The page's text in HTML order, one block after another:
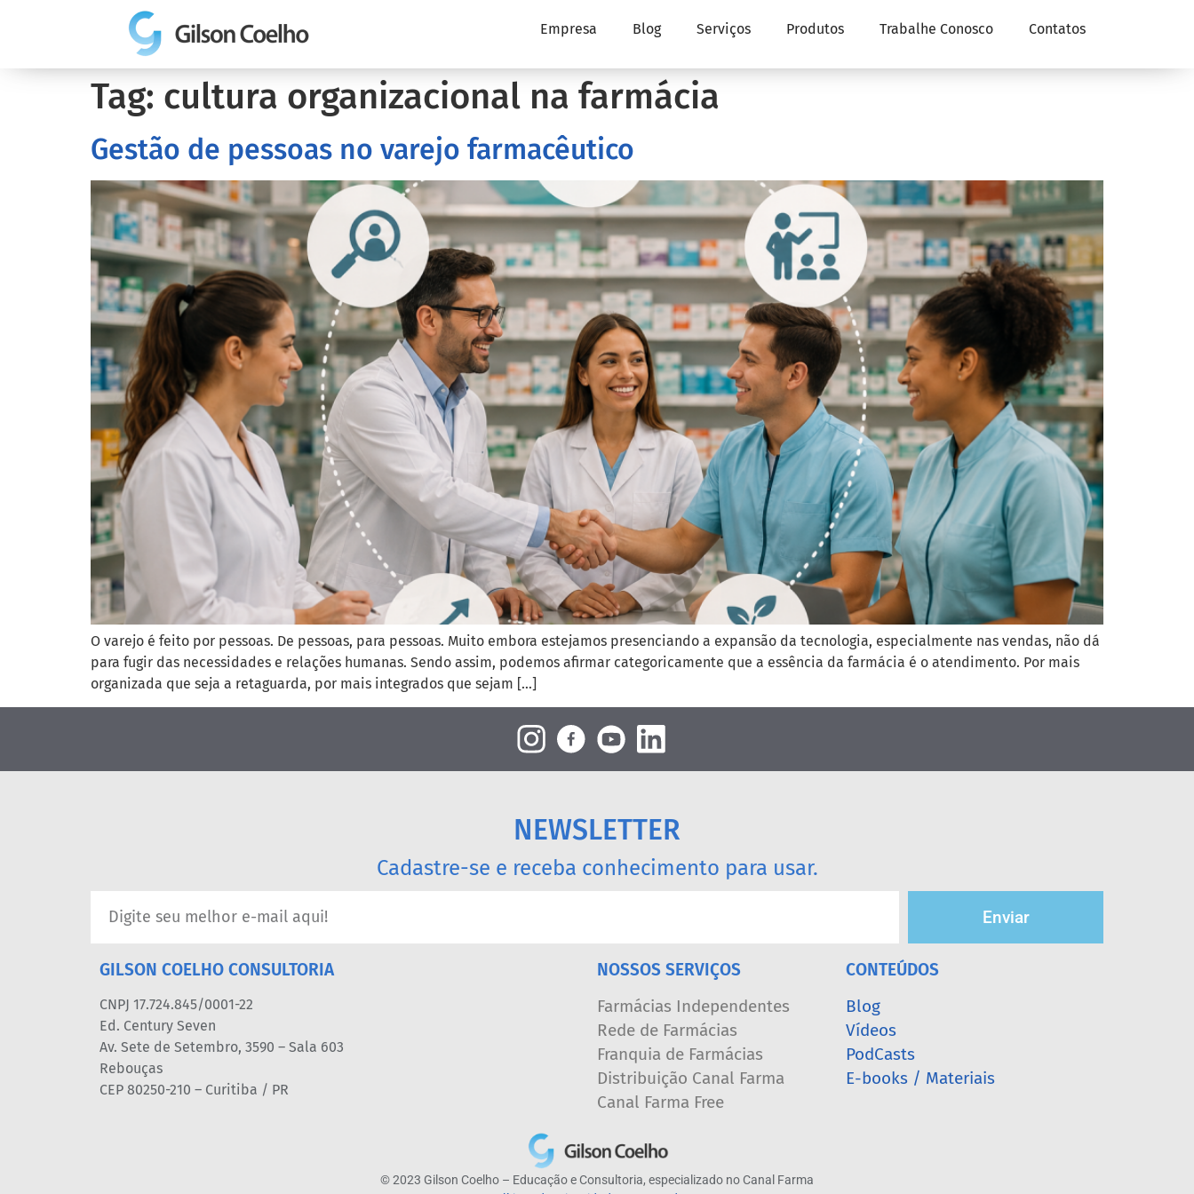
Empresa Blog Serviços Produtos Trabalhe Conosco Contatos
Tag: cultura organizacional na farmácia
Gestão de pessoas no varejo farmacêutico
O varejo é feito por pessoas. De pessoas, para pessoas. Muito embora estejamos presenciando a expansão da tecnologia, especialmente nas vendas, não dá
para fugir das necessidades e relações humanas. Sendo assim, podemos afirmar categoricamente que a essência da farmácia é o atendimento. Por mais
organizada que seja a retaguarda, por mais integrados que sejam […]
NEWSLETTER
Cadastre-se e receba conhecimento para usar.
Enviar
GILSON COELHO CONSULTORIA
CNPJ 17.724.845/0001-22
Ed. Century Seven
Av. Sete de Setembro, 3590 – Sala 603
Rebouças
CEP 80250-210 – Curitiba / PR
NOSSOS SERVIÇOS
Farmácias Independentes
Rede de Farmácias
Franquia de Farmácias
Distribuição Canal Farma
Canal Farma Free
CONTEÚDOS
Blog
Vídeos
PodCasts
E-books / Materiais
© 2023 Gilson Coelho – Educação e Consultoria, especializado no Canal Farma